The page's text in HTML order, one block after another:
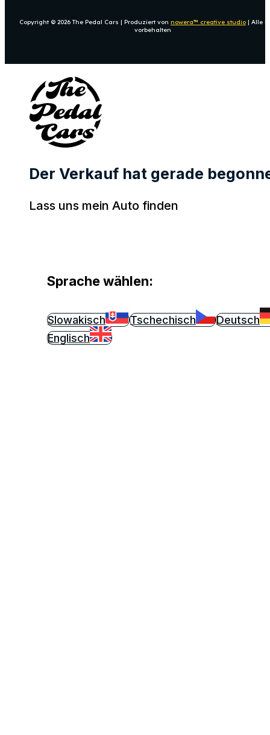
Copyright © 2026 The Pedal Cars | Produziert von nowera™ creative studio | Alle
vorbehalten
Der Verkauf hat gerade
Lass uns mein Auto finden
Sprache wählen:
Slowakisch Tschechisch
Deutsch
Englisch